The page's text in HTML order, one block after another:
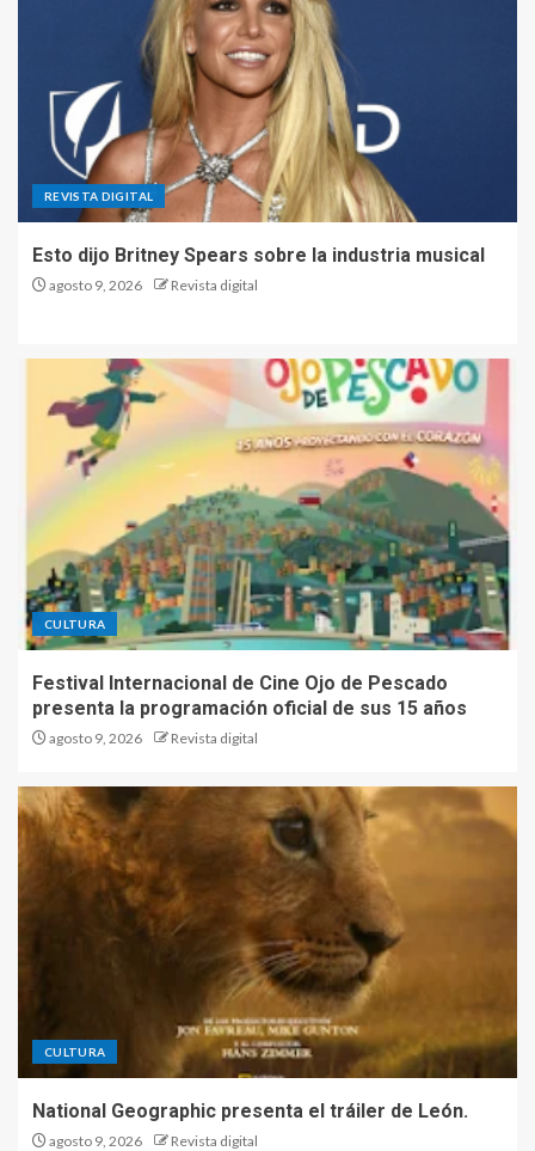
REVISTA DIGITAL
Esto dijo Britney Spears sobre la industria musical
agosto 9, 2026 Revista digital
CULTURA
Festival Internacional de Cine Ojo de Pescado
presenta la programación oficial de sus 15 años
agosto 9, 2026 Revista digital
CULTURA
National Geographic presenta el tráiler de León.
agosto 9, 2026 Revista digital